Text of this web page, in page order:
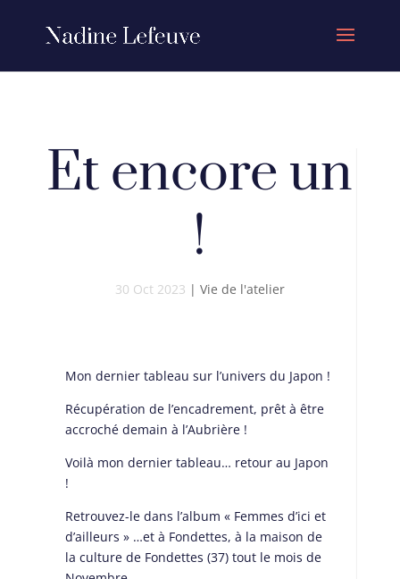
Et encore un
!
30 Oct 2023 | Vie de l'atelier
Mon dernier tableau sur l’univers du Japon !
Récupération de l’encadrement, prêt à être
accroché demain à l’Aubrière !
Voilà mon dernier tableau… retour au Japon
!
Retrouvez-le dans l’album « Femmes d’ici et
d’ailleurs » …et à Fondettes, à la maison de
la culture de Fondettes (37) tout le mois de